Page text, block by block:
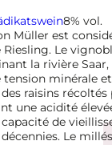
8% vol.
Müller est
Le
la rivière
minérale
raisins
une acidité
de
Le